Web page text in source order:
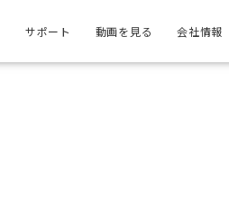
サポート 動画を見る 会社情報